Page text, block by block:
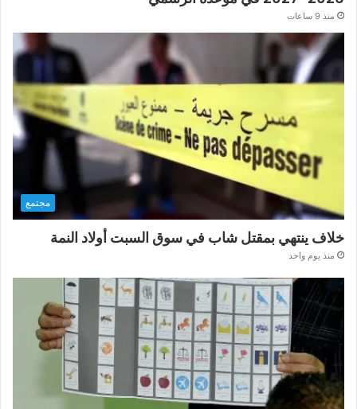
منذ 9 ساعات
مجتمع
خلاف ينتهي بمقتل شاب في سوق السبت أولاد النمة
منذ يوم واحد